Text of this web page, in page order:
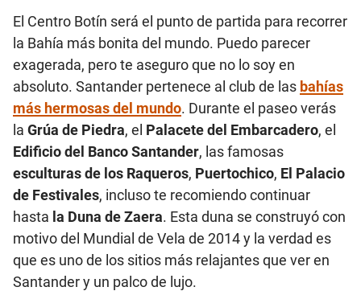
El Centro Botín será el punto de partida para recorrer
la Bahía más bonita del mundo. Puedo parecer
exagerada, pero te aseguro que no lo soy en
absoluto. Santander pertenece al club de las bahías
más hermosas del mundo. Durante el paseo verás
la Grúa de Piedra, el Palacete del Embarcadero, el
Edificio del Banco Santander, las famosas
esculturas de los Raqueros, Puertochico, El Palacio
de Festivales, incluso te recomiendo continuar
hasta la Duna de Zaera. Esta duna se construyó con
motivo del Mundial de Vela de 2014 y la verdad es
que es uno de los sitios más relajantes que ver en
Santander y un palco de lujo.